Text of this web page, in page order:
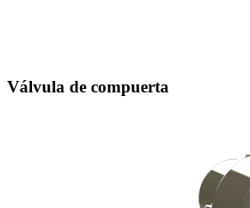
Válvula de compuerta